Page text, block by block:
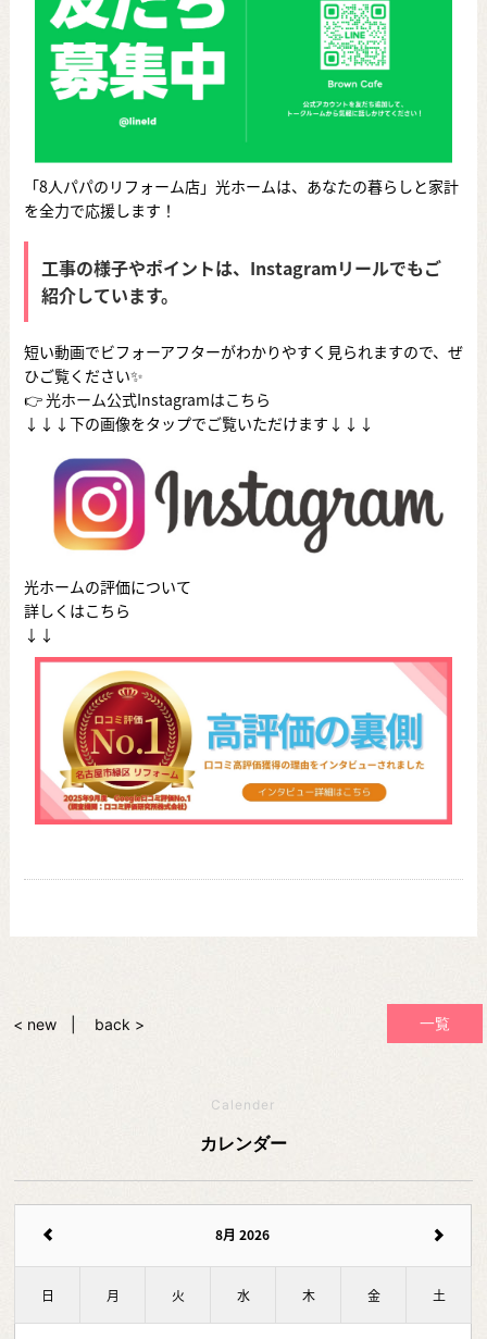
「8人パパのリフォーム店」光ホームは、あなたの暮らしと家計
を全力で応援します！
工事の様子やポイントは、Instagramリールでもご
紹介しています。
短い動画でビフォーアフターがわかりやすく見られますので、ぜ
ひご覧ください✨
👉光ホーム公式Instagramはこちら
↓↓↓下の画像をタップでご覧いただけます↓↓↓
光ホームの評価について
詳しくはこちら
↓↓
一覧
< new back >
Calender
カレンダー
8月 2026
日 月 火 水 木 金 土